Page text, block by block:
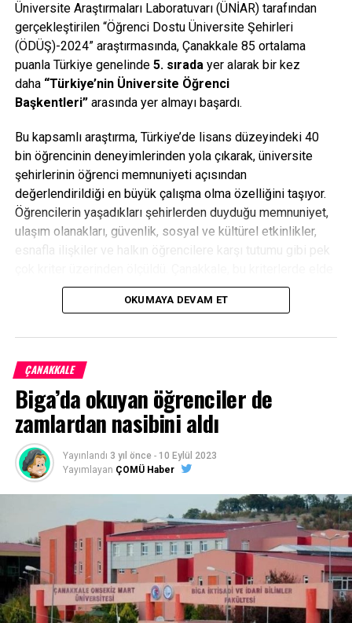
Üniversite Araştırmaları Laboratuvarı (ÜNİAR) tarafından
gerçekleştirilen “Öğrenci Dostu Üniversite Şehirleri
(ÖDÜŞ)-2024” araştırmasında, Çanakkale 85 ortalama
puanla Türkiye genelinde 5. sıradayer alarak bir kez
daha “Türkiye’nin Üniversite Öğrenci
Başkentleri”arasında yer almayı başardı.
Bu kapsamlı araştırma, Türkiye’de lisans düzeyindeki 40
bin öğrencinin deneyimlerinden yola çıkarak, üniversite
şehirlerinin öğrenci memnuniyeti açısından
değerlendirildiği en büyük çalışma olma özelliğini taşıyor.
Öğrencilerin yaşadıkları şehirlerden duyduğu memnuniyet,
ulaşım olanakları, güvenlik, sosyal ve kültürel etkinlikler,
esnafla ilişkiler ve halkın öğrencilere karşı tutumu gibi pek
ettiği yüksek memnuniyet düzeyiyle A+ seviyesinde yer
Facebook
Mastodon
EmailShare
OKUMAYA DEVAM ET
ÇANAKKALE
Biga’da okuyan öğrenciler de
zamlardan nasibini aldı
Yayınlandı 3 yıl önce - 10 Eylül 2023
Yayımlayan ÇOMÜ Haber